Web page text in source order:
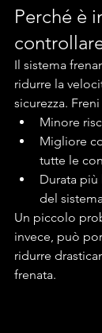
Perché è
Il sistema
ridurre la
sicurezza.
Minore
Migliore
tutte le
Durata
del
Un piccolo
invece, può
ridurre
frenata.